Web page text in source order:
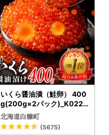
いくら醤油漬（鮭卵） 400
g(200g×2パック)_K022-
1676
北海道白糠町
(5675)